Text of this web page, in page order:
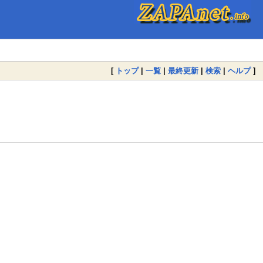
[ トップ| 一覧 | 最終更新 | 検索 | ヘルプ]